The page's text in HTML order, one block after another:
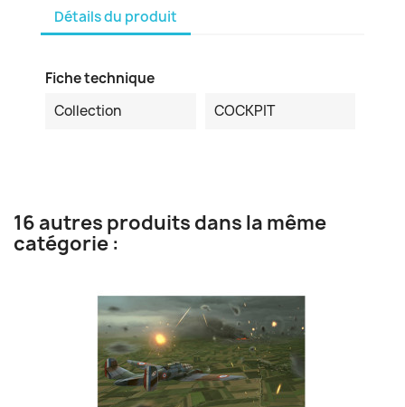
Détails du produit
Fiche technique
Collection
COCKPIT
16 autres produits dans la même
catégorie :